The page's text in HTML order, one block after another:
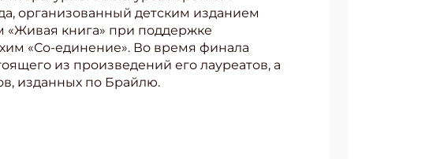
организованный детским изданием
«Живая книга» при поддержке
«Со-единение». Во время финала
из произведений его лауреатов, а
изданных по Брайлю.